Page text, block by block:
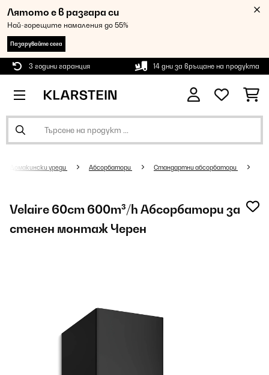
Лятото е в разгара си
Най-горещите намаления до 55%
Пазарувайте сега
3 години гаранция 14 дни за връщане на продукта
Домакински уреди Абсорбатори Стандартни абсорбатори
Velaire 60cm 600m³/h Абсорбатори за
стенен монтаж Черен